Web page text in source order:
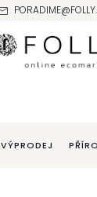
VÝPRODEJ